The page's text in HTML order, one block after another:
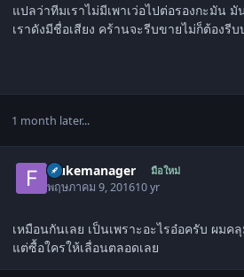
แปลว่าทีมเราไม่มีเพาเว่อไปต่อรองกะมัน มั
เราดังมีชื่อเสียง คร้านจะรีบขายไม่ก็ต้องรี
1 month later...
Flukemanager มือใหม่
พฤษภาคม 9, 201610 yr
เหมือนกันเลย เป็นเพราะอะไรอ๋อครับ ผมค
แต่ซื้อใครให้เลื่อนตลอดเลย